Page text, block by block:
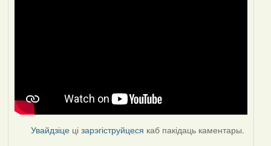
Увайдзіце цізарэгіструйцеся каб пакідаць каментары.